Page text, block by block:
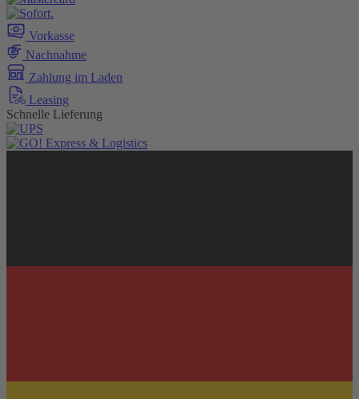
Vorkasse
Nachnahme
Zahlung im Laden
Leasing
Schnelle Lieferung